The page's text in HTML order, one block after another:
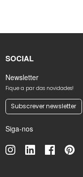
SOCIAL
Newsletter
Fique a par das novidades!
Subscrever newsletter
Siga-nos